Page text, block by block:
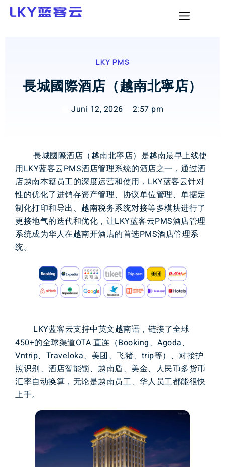
LKY PMS
長城國際酒店（越南北寧店）
Juni 12, 2026 2:57 pm
長城國際酒店（越南北寧店）是越南最早上线使
用LKY蓝客云PMS酒店管理系统的酒店之一，通过酒
店越南本籍员工的深度运营和使用，LKY蓝客云针对
性的优化了进销存资产管理、协议单位管理、单据定
制化打印和导出、越南税务系统对接等多模块进行了
更接地气的迭代和优化，让LKY蓝客云PMS酒店管理
系统成为华人在越南开酒店的首选PMS酒店管理系
统。
LKY蓝客云支持中英文越南语，链接了全球
450+的全球渠道OTA 直连（Booking、Agoda、
Vntrip、Traveloka、美团、飞猪、trip等）、对接护
照识别、酒店智能锁、越南盾、美金、人民币多货币
汇率自动换算，无论是越南员工、华人员工都能很快
上手。